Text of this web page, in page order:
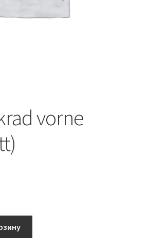
vorne